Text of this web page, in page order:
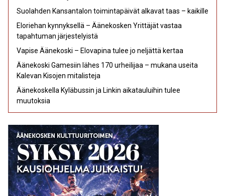
Suolahden Kansantalon toimintapäivät alkavat taas – kaikille
Eloriehan kynnyksellä – Äänekosken Yrittäjät vastaa
tapahtuman järjestelyistä
Vapise Äänekoski – Elovapina tulee jo neljättä kertaa
Äänekoski Gamesiin lähes 170 urheilijaa – mukana useita
Kalevan Kisojen mitalisteja
Äänekoskella Kyläbussin ja Linkin aikatauluihin tulee
muutoksia